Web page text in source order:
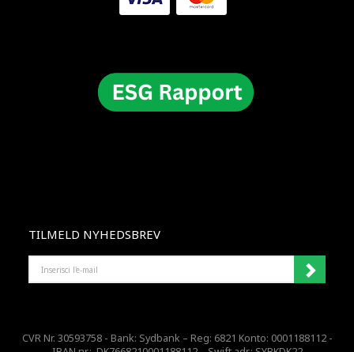
TILMELD NYHEDSBREV
MAIL
CVR Nr. 30593758 - Bank: Sydbank – Reg: 6821 Konto: 0001188112 -